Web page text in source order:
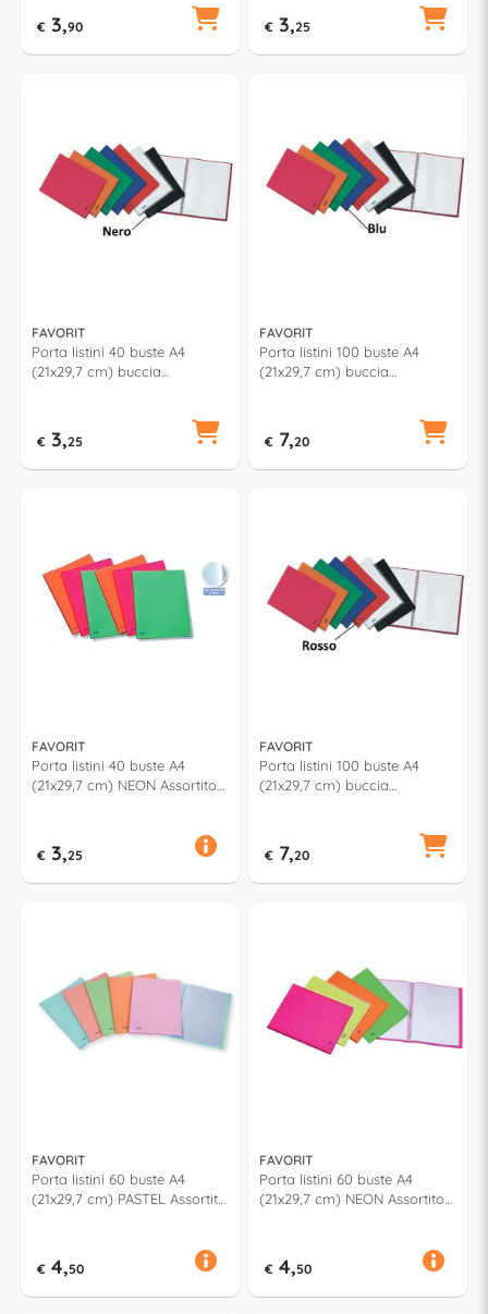
€ 3,90 € 3,25
FAVORIT
Porta listini 40 buste A4
(21x29,7 cm) buccia
€ 3,25
FAVORIT
Porta listini 100 buste A4
(21x29,7 cm) buccia
€ 7,20
FAVORIT
Porta listini 40 buste A4
(21x29,7 cm) NEON Assortito
€ 3,25
FAVORIT
Porta listini 100 buste A4
(21x29,7 cm) buccia
€ 7,20
FAVORIT
Porta listini 60 buste A4
(21x29,7 cm) PASTEL Assortito
€ 4,50
FAVORIT
Porta listini 60 buste A4
(21x29,7 cm) NEON Assortito
€ 4,50